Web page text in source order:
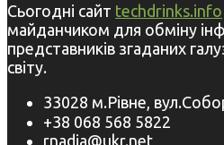
Сьогодні сайт techdrinks.info
майданчиком для обміну
представників згаданих
світу.
33028 м.Рівне,
+38 068 568 5822
rnadia@ukr.net